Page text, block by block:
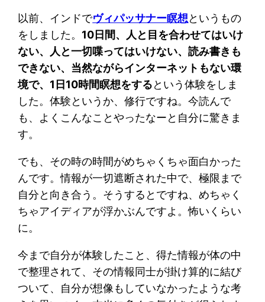
以前、インドでヴィパッサナー瞑想というもの
をしました。 10日間、人と目を合わせてはいけ
ない、人と一切喋ってはいけない、読み書きも
できない、当然ながらインターネットもない環
境で、1日10時間瞑想をするという体験をしま
した。体験というか、修行ですね。今読んで
も、よくこんなことやったなーと自分に驚きま
す。
でも、その時の時間がめちゃくちゃ面白かった
んです。情報が一切遮断された中で、極限まで
自分と向き合う。そうするとですね、めちゃく
ちゃアイディアが浮かぶんですよ。怖いくらい
に。
今まで自分が体験したこと、得た情報が体の中
で整理されて、その情報同士が掛け算的に結び
ついて、自分が想像もしていなかったような考